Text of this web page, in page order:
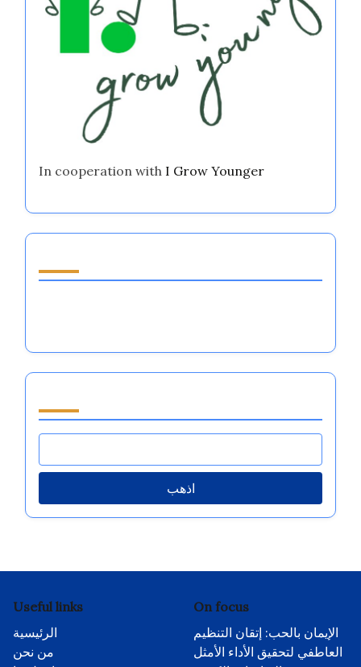
In cooperation with I Grow Younger
اذهب
Useful links
الرئيسية
من نحن
On focus
الإيمان بالحب: إتقان التنظيم
العاطفي لتحقيق الأداء الأمثل